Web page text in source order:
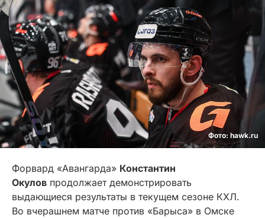
Фото: hawk.ru
Форвард «Авангарда» Константин
Окулов продолжает демонстрировать
выдающиеся результаты в текущем сезоне КХЛ.
Во вчерашнем матче против «Барыса» в Омске